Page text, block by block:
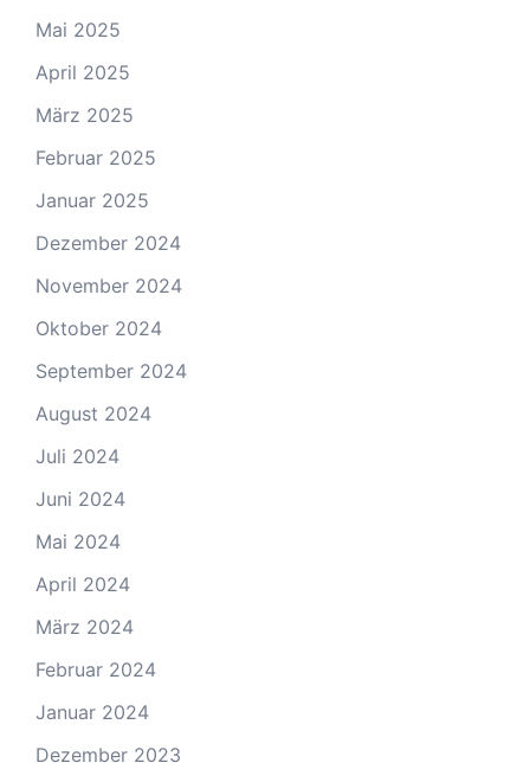
Mai 2025
April 2025
März 2025
Februar 2025
Januar 2025
Dezember 2024
November 2024
Oktober 2024
September 2024
August 2024
Juli 2024
Juni 2024
Mai 2024
April 2024
März 2024
Februar 2024
Januar 2024
Dezember 2023